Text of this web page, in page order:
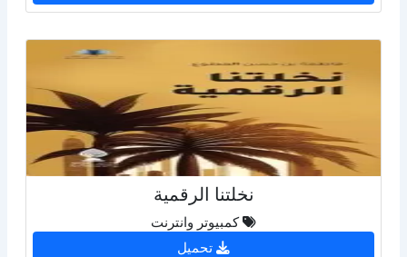
نخلتنا الرقمية
كمبيوتر وانترنت
تحميل